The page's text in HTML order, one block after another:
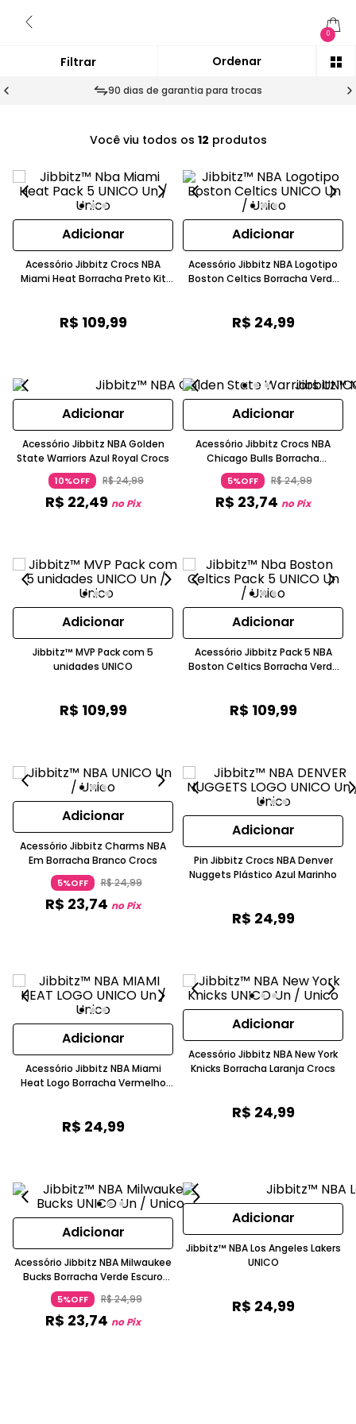
0
90 dias de garantia para trocas
Você viu todos os 12 produtos
Adicionar
Acessório Jibbitz Crocs NBA
Miami Heat Borracha Preto Kit
R$ 109,99
Adicionar
Acessório Jibbitz NBA Logotipo
Boston Celtics Borracha Verde
R$ 24,99
Adicionar
Acessório Jibbitz NBA Golden
State Warriors Azul Royal Crocs
10%OFF R$24,99
R$ 22,49 no Pix
Adicionar
Acessório Jibbitz Crocs NBA
Chicago Bulls Borracha
Vermelho
5%OFF R$24,99
R$ 23,74 no Pix
Adicionar
Jibbitz™ MVP Pack com 5
unidades UNICO
R$ 109,99
Adicionar
Acessório Jibbitz Pack 5 NBA
Boston Celtics Borracha Verde
R$ 109,99
Adicionar
Acessório Jibbitz Charms NBA
Em Borracha Branco Crocs
5%OFF R$24,99
R$ 23,74 no Pix
Adicionar
Pin Jibbitz Crocs NBA Denver
Nuggets Plástico Azul Marinho
R$ 24,99
Adicionar
Acessório Jibbitz NBA Miami
Heat Logo Borracha Vermelho
R$ 24,99
Adicionar
Acessório Jibbitz NBA New York
Knicks Borracha Laranja Crocs
R$ 24,99
Adicionar
Acessório Jibbitz NBA Milwaukee
Bucks Borracha Verde Escuro
Crocs
5%OFF R$24,99
R$ 23,74 no Pix
Adicionar
Jibbitz™ NBA Los Angeles Lakers
UNICO
R$ 24,99